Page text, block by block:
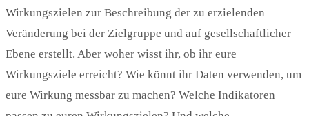
Wirkungszielen zur Beschreibung der zu erzielenden
Veränderung bei der Zielgruppe und auf gesellschaftlicher
Ebene erstellt. Aber woher wisst ihr, ob ihr eure
Wirkungsziele erreicht? Wie könnt ihr Daten verwenden, um
eure Wirkung messbar zu machen? Welche Indikatoren